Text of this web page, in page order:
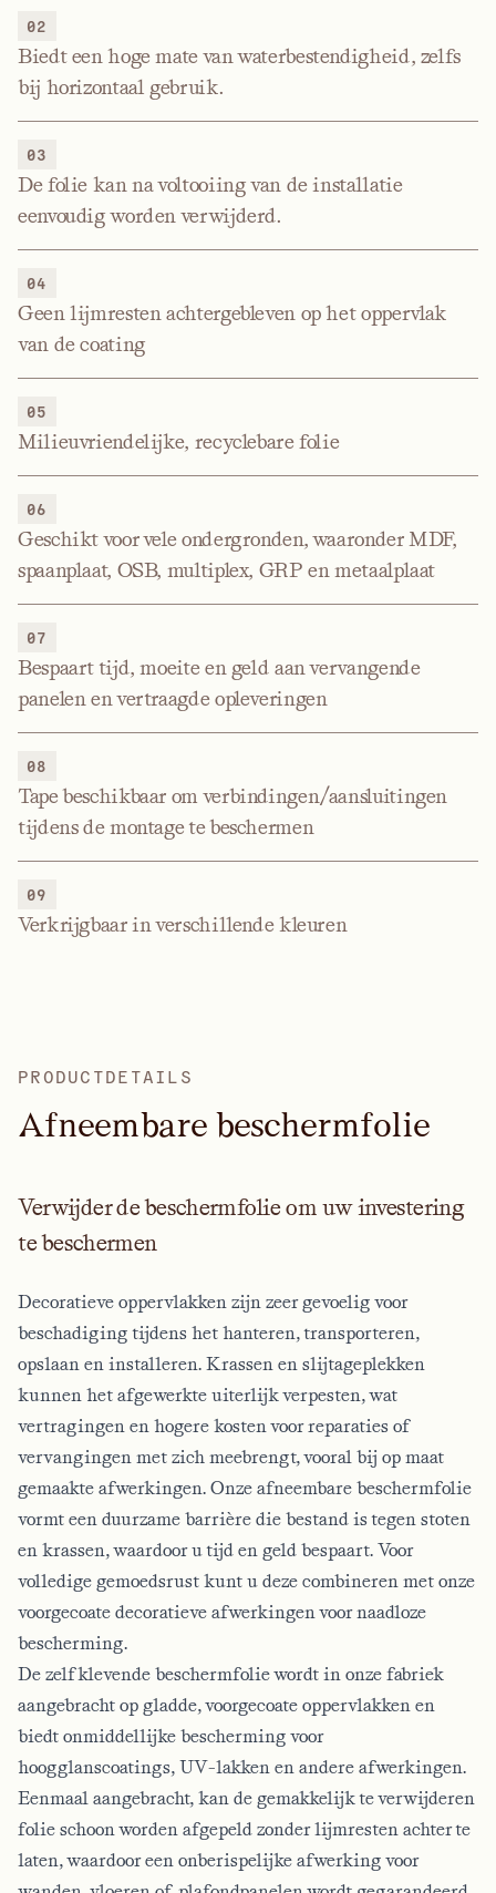
02
Biedt een hoge mate van waterbestendigheid, zelfs
bij horizontaal gebruik.
03
De folie kan na voltooiing van de installatie
eenvoudig worden verwijderd.
04
Geen lijmresten achtergebleven op het oppervlak
van de coating
05
Milieuvriendelijke, recyclebare folie
06
Geschikt voor vele ondergronden, waaronder MDF,
spaanplaat, OSB, multiplex, GRP en metaalplaat
07
Bespaart tijd, moeite en geld aan vervangende
panelen en vertraagde opleveringen
08
Tape beschikbaar om verbindingen/aansluitingen
tijdens de montage te beschermen
09
Verkrijgbaar in verschillende kleuren
PRODUCTDETAILS
Afneembare beschermfolie
Verwijder de beschermfolie om uw investering
te beschermen
Decoratieve oppervlakken zijn zeer gevoelig voor
beschadiging tijdens het hanteren, transporteren,
opslaan en installeren. Krassen en slijtageplekken
kunnen het afgewerkte uiterlijk verpesten, wat
vertragingen en hogere kosten voor reparaties of
vervangingen met zich meebrengt, vooral bij op maat
gemaakte afwerkingen. Onze afneembare beschermfolie
vormt een duurzame barrière die bestand is tegen stoten
en krassen, waardoor u tijd en geld bespaart. Voor
volledige gemoedsrust kunt u deze combineren met onze
voorgecoate decoratieve afwerkingen voor naadloze
bescherming.
De zelfklevende beschermfolie wordt in onze fabriek
aangebracht op gladde, voorgecoate oppervlakken en
biedt onmiddellijke bescherming voor
hoogglanscoatings, UV-lakken en andere afwerkingen.
Eenmaal aangebracht, kan de gemakkelijk te verwijderen
folie schoon worden afgepeld zonder lijmresten achter te
laten, waardoor een onberispelijke afwerking voor